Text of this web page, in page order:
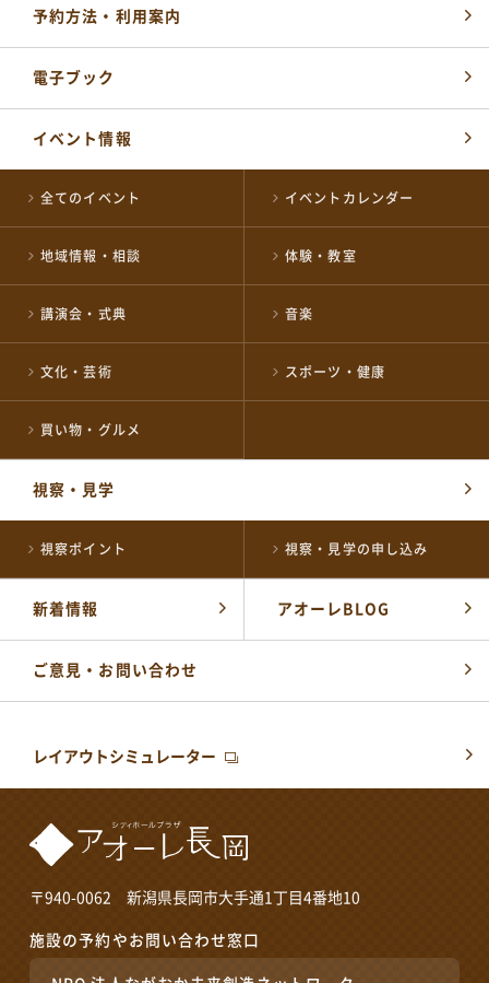
〒940-0062 新潟県長岡市大手通1丁目4番地10
施設の予約やお問い合わせ窓口
予約方法・利用案内
電子ブック
イベント情報
全てのイベント イベントカレンダー
地域情報・相談 体験・教室
講演会・式典 音楽
文化・芸術 スポーツ・健康
買い物・グルメ
視察・見学
視察ポイント 視察・見学の申し込み
新着情報 アオーレBLOG
ご意見・お問い合わせ
レイアウトシミュレーター
開館時間：
平日 午前8時30分～午後5時15分
休業日 日曜日・年末年始
施設の予約やお問い合わせ窓口
0258-39-2500
開館時間：
午前8時～午後10時